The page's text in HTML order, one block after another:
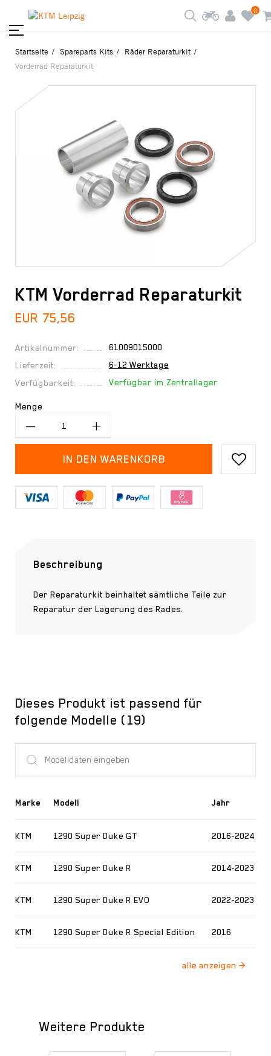
0
Startseite Spareparts Kits
Räder Reparaturkit
Vorderrad Reparaturkit
KTM Vorderrad Reparaturkit
EUR 75,56
Artikelnummer:
61009015000
Lieferzeit:
6-12 Werktage
Verfügbarkeit:
Verfügbar im Zentrallager
Menge
IN DEN WARENKORB
Beschreibung
Der Reparaturkit beinhaltet sämtliche Teile zur
Reparatur der Lagerung des Rades.
Dieses Produkt ist passend für
folgende Modelle (19)
Marke Modell Jahr
KTM 1290 Super Duke GT 2016-2024
KTM 1290 Super Duke R 2014-2023
KTM 1290 Super Duke R EVO 2022-2023
KTM 1290 Super Duke R Special Edition 2016
Weitere Produkte